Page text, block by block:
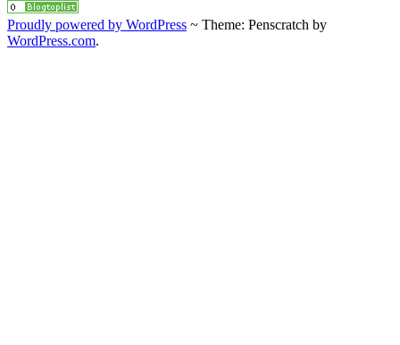
Proudly powered by WordPress ~ Theme: Penscratch by
WordPress.com.